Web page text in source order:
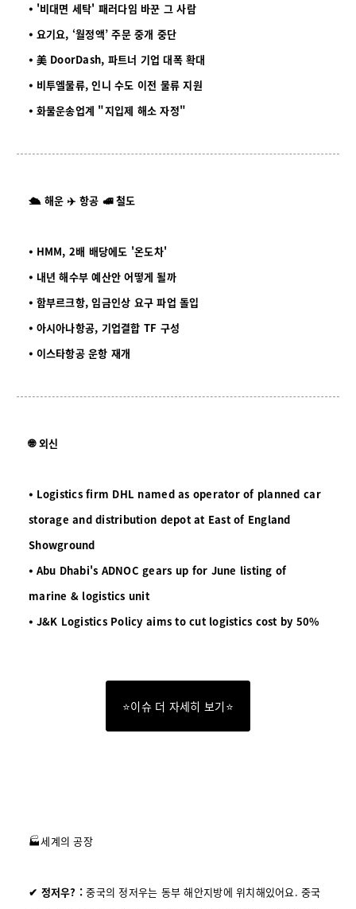
⦁ '비대면 세탁' 패러다임 바꾼 그 사람
⦁ 요기요, ‘월정액’ 주문 중개 중단
⦁ 美 DoorDash, 파트너 기업 대폭 확대
⦁ 비투엘물류, 인니 수도 이전 물류 지원
⦁ 화물운송업계 "지입제 해소 자정"
🛳️ 해운 ✈️ 항공 🚅 철도
⦁ HMM, 2배 배당에도 '온도차'
⦁ 내년 해수부 예산안 어떻게 될까
⦁ 함부르크항, 임금인상 요구 파업 돌입
⦁ 아시아나항공, 기업결합 TF 구성
⦁ 이스타항공 운항 재개
🌐 외신
⦁ Logistics firm DHL named as operator of planned car
storage and distribution depot at East of England
Showground
⦁ Abu Dhabi's ADNOC gears up for June listing of
marine & logistics unit
⦁ J&K Logistics Policy aims to cut logistics cost by 50%
⭐이슈 더 자세히 보기⭐
🏭세계의 공장
✔ 정저우? : 중국의 정저우는 동부 해안지방에 위치해있어요. 중국